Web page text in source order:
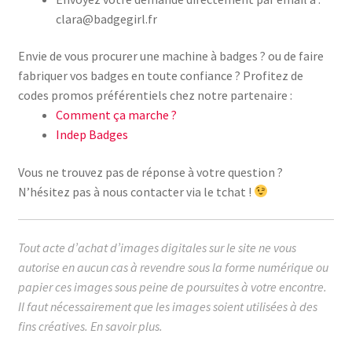
clara@badgegirl.fr
Envie de vous procurer une machine à badges ? ou de faire
fabriquer vos badges en toute confiance ? Profitez de
codes promos préférentiels chez notre partenaire :
Comment ça marche ?
Indep Badges
Vous ne trouvez pas de réponse à votre question ?
N’hésitez pas à nous contacter via le tchat !
Tout acte d’achat d’images digitales sur le site ne vous
autorise en aucun cas à revendre sous la forme numérique ou
papier ces images sous peine de poursuites à votre encontre.
Il faut nécessairement que les images soient utilisées à des
fins créatives. En savoir plus.